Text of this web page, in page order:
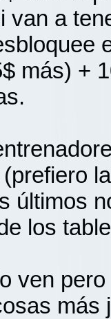
van a
más) +
últimos
los
ven
más